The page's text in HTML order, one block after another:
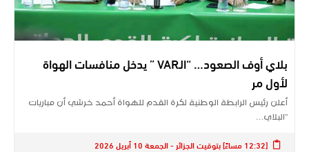
بلاي أوف الصعود… “الـVAR ” يدخل منافسات الهواة
لأول مر
أعلن رئيس الرابطة الوطنية لكرة القدم للهواة أحمد خرشي أن مباريات
“البلاي…
[12:32 مساءً] بتوقيت الجزائر - الجمعة 10 أبريل 2026